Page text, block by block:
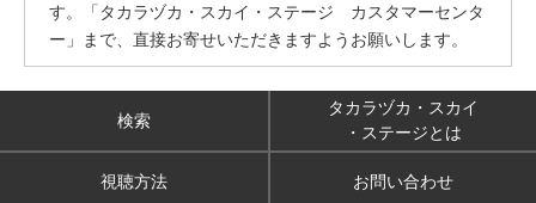
す。「タカラヅカ・スカイ・ステージ カスタマーセンタ
ー」まで、直接お寄せいただきますようお願いします。
検索
タカラヅカ・スカイ
・ステージとは
視聴方法 お問い合わせ